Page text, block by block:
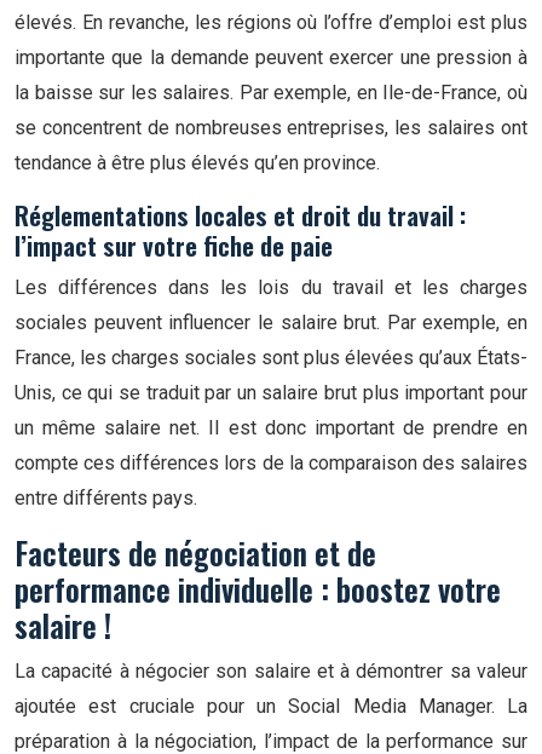
élevés. En revanche, les régions où l’offre d’emploi est plus
importante que la demande peuvent exercer une pression à
la baisse sur les salaires. Par exemple, en Ile-de-France, où
se concentrent de nombreuses entreprises, les salaires ont
tendance à être plus élevés qu’en province.
Réglementations locales et droit du travail :
l’impact sur votre fiche de paie
Les différences dans les lois du travail et les charges
sociales peuvent influencer le salaire brut. Par exemple, en
France, les charges sociales sont plus élevées qu’aux États-
Unis, ce qui se traduit par un salaire brut plus important pour
un même salaire net. Il est donc important de prendre en
compte ces différences lors de la comparaison des salaires
entre différents pays.
Facteurs de négociation et de
performance individuelle : boostez votre
salaire !
La capacité à négocier son salaire et à démontrer sa valeur
ajoutée est cruciale pour un Social Media Manager. La
préparation à la négociation, l’impact de la performance sur